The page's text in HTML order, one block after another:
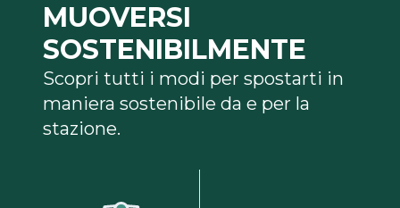
MUOVERSI
SOSTENIBILMENTE
Scopri tutti i modi per spostarti in
maniera sostenibile da e per la
stazione.